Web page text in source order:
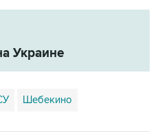
Украине
Шебекино